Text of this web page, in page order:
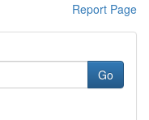
Report Page
Go